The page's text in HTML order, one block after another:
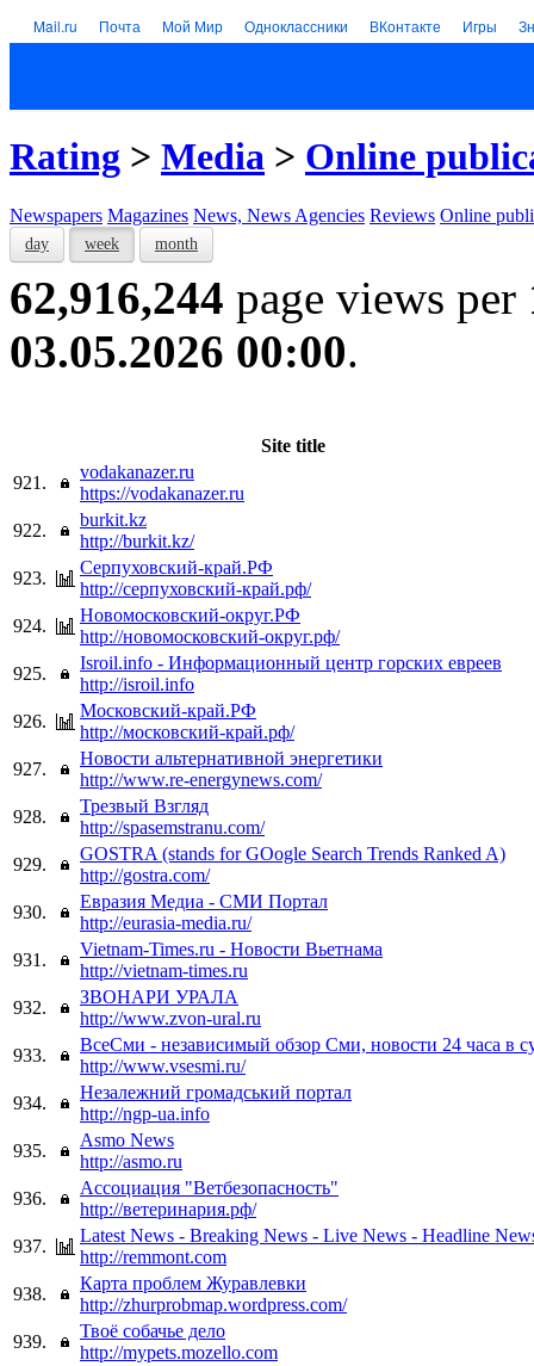
Mail.ru Почта Мой Мир Одноклассники ВКонтакте Игры
Rating > Media > Online
Newspapers Magazines News, News Agencies Reviews Online
day week month
62,916,244 page views per
03.05.2026 00:00.
Site title
921.
vodakanazer.ru
https://vodakanazer.ru
922.
burkit.kz
http://burkit.kz/
923.
Серпуховский-край.РФ
http://серпуховский-край.рф/
924.
Новомосковский-округ.РФ
http://новомосковский-округ.рф/
925.
Isroil.info - Информационный центр горских евреев
http://isroil.info
926.
Московский-край.РФ
http://московский-край.рф/
927.
Новости альтернативной энергетики
http://www.re-energynews.com/
928.
Трезвый Взгляд
http://spasemstranu.com/
929.
GOSTRA (stands for GOogle Search Trends Ranked A)
http://gostra.com/
930.
Евразия Медиа - СМИ Портал
http://eurasia-media.ru/
931.
Vietnam-Times.ru - Новости Вьетнама
http://vietnam-times.ru
932.
ЗВОНАРИ УРАЛА
http://www.zvon-ural.ru
933.
ВсеСми - независимый обзор Сми, новости 24 часа в
http://www.vsesmi.ru/
934.
Незалежний громадський портал
http://ngp-ua.info
935.
Asmo News
http://asmo.ru
936.
Ассоциация "Ветбезопасность"
http://ветеринария.рф/
937.
Latest News - Breaking News - Live News - Headline
http://remmont.com
938.
Карта проблем Журавлевки
http://zhurprobmap.wordpress.com/
939.
Твоё собачье дело
http://mypets.mozello.com